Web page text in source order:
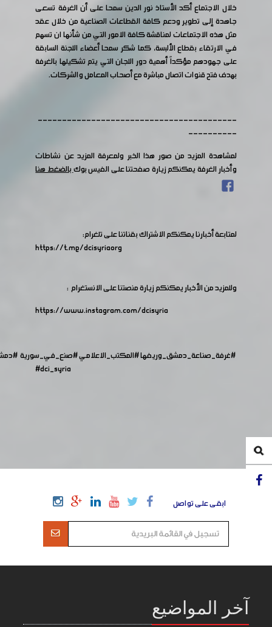
خلال الاجتماع أكد الأستاذ نور الدين سمحا على أن الغرفة تسعى
جاهدة إلى تطوير ودعم كافة القطاعات الصناعية من خلال عقد
مثل هذه الاجتماعات لمناقشة كافة الامور التي من شأنها ان تسهم
في الارتقاء بقطاع الألبسة، كما شكر سمحا أعضاء اللجنة السابقة
على جهودهم مؤكداً أهمية دور اللجان التي يتم تشكيلها بالغرفة
بهدف فتح قنوات اتصال مباشرة مع أصحاب المعامل والشركات.
-----------------------------------------
----------
لمشاهدة المزيد من صور هذا الخبر ولمعرفة المزيد عن نشاطات
وأخبار الغرفة يمكنكم زيارة صفحتنا على الفيس بوكبالضغط هنا
لمتابعة أخبارنا يمكنكم الاشتراك بقناتنا على تلغرام:
https://t.me/dcisyriaorg
وللمزيد من الأخبار يمكنكم زيارة منصتنا على الانستغرام :
https://www.instagram.com/dcisyria​
#غرفة_صناعة_دمشق_وريفها#المكتب_الاعلامي#صنع_في_سورية
#dci_syria
ابقى على تواصل
آخر المواضيع